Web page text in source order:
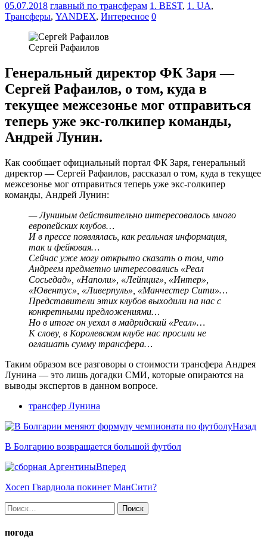
05.07.2018 главный по трансферам 1. BEST, 1. UA,
Tрансферы, YANDEX, Интересное 0
Сергей Рафаилов
Генеральный директор ФК Заря —
Сергей Рафаилов, о том, куда в
текущее межсезонье мог отправиться
теперь уже экс-голкипер команды,
Андрей Лунин.
Как сообщает официальный портал ФК Заря, генеральный
директор — Сергей Рафаилов, рассказал о том, куда в текущее
межсезонье мог отправиться теперь уже экс-голкипер
команды, Андрей Лунин:
— Луниным действительно интересовалось много
европейских клубов…
И в прессе появлялась, как реальная информация,
так и фейковая…
Сейчас уже могу открыто сказать о том, что
Андреем предметно интересовались «Реал
Сосьедад», «Наполи», «Лейпциг», «Интер»,
«Ювентус», «Ливерпуль», «Манчестер Сити»…
Представители этих клубов выходили на нас с
конкретными предложениями…
Но в итоге он уехал в мадридский «Реал»…
К слову, в Королевском клубе нас просили не
оглашать сумму трансфера…
Таким образом все разговоры о стоимости трансфера Андрея
Лунина — это лишь догадки СМИ, которые опираются на
выводы экспертов в данном вопросе.
трансфер Лунина
Назад
В Болгарию возвращается большой футбол
Вперед
Хосеп Гвардиола покинет МанСити?
Найти:
погода